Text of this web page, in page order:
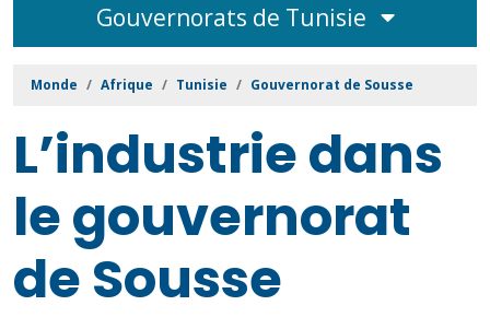
Gouvernorats de Tunisie
Monde Afrique Tunisie Gouvernorat de Sousse
L’industrie dans
le gouvernorat
de Sousse